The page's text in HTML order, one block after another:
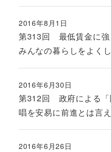
第313回 最低賃金に強
みんなの暮らしをよく
投稿日
2016年8月1日
第312回 政府による「
唱を安易に前進とは言
投稿日
2016年6月30日
2016年6月26日